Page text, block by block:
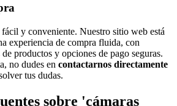
y conveniente. Nuestro sitio web está
experiencia de compra fluida, con
productos y opciones de pago seguras.
no dudes en contactarnos directamente
tus dudas.
sobre 'cámaras